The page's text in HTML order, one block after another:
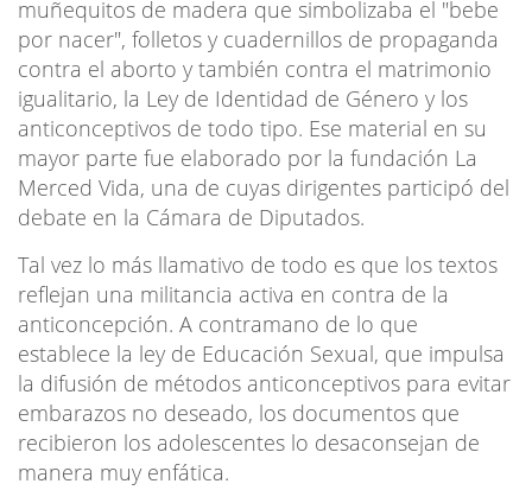
muñequitos de madera que simbolizaba el "bebe
por nacer", folletos y cuadernillos de propaganda
contra el aborto y también contra el matrimonio
igualitario, la Ley de Identidad de Género y los
anticonceptivos de todo tipo. Ese material en su
mayor parte fue elaborado por la fundación La
Merced Vida, una de cuyas dirigentes participó del
debate en la Cámara de Diputados.
Tal vez lo más llamativo de todo es que los textos
reflejan una militancia activa en contra de la
anticoncepción. A contramano de lo que
establece la ley de Educación Sexual, que impulsa
la difusión de métodos anticonceptivos para evitar
embarazos no deseado, los documentos que
recibieron los adolescentes lo desaconsejan de
manera muy enfática.